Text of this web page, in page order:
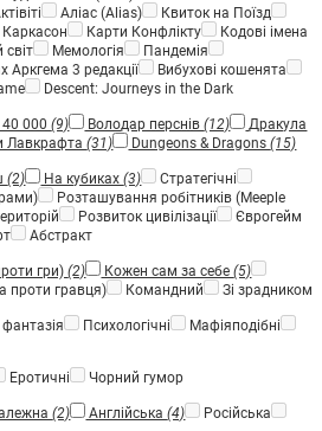
Аліас (Alias)
Квиток на Поїзд
Каркасон Карти Конфлікту
Кодові імена
світ Мемологія
Пандемія
Аркгема 3 редакції
Вибухові кошенята
Descent: Journeys in the Dark
40 000(9) Володар перснів(12)
Дракула
Лавкрафта(31) Dungeons & Dragons(15)
(2) На кубиках(3)
Стратегічні
Розташування робітників (Meeple
Розвиток цивілізації
Єврогейм
Абстракт
гри)(2) Кожен сам за себе(5)
проти гравця)
Командний
Зі зрадником
фантазія Психологічні
Мафіяподібні
Еротичні
Чорний гумор
(2) Англійська(4)
Російська